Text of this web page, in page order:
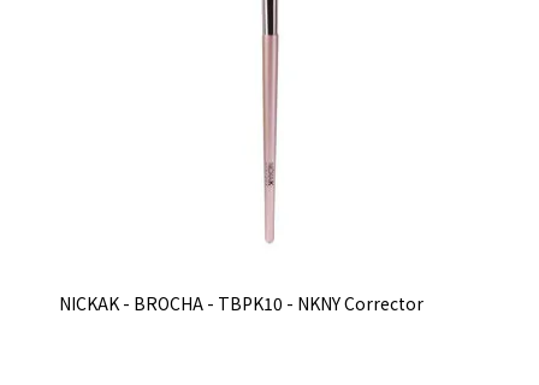
NICKAK - BROCHA - TBPK10 - NKNY Corrector